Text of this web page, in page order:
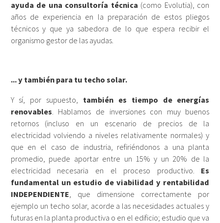
ayuda de una consultoría técnica (como Evolutia), con
años de experiencia en la preparación de estos pliegos
técnicos y que ya sabedora de lo que espera recibir el
organismo gestor de las ayudas.
... y también para tu techo solar.
Y sí, por supuesto,
también es tiempo de energías
renovables . Hablamos de inversiones con muy buenos
retornos (incluso en un escenario de precios de la
electricidad volviendo a niveles relativamente normales) y
que en el caso de industria, refiriéndonos a una planta
promedio, puede aportar entre un 15% y un 20% de la
electricidad necesaria en el proceso productivo.
Es
fundamental un estudio de viabilidad y rentabilidad
INDEPENDIENTE , que dimensione correctamente por
ejemplo un techo solar, acorde a las necesidades actuales y
futuras en la planta productiva o en el edificio; estudio que va